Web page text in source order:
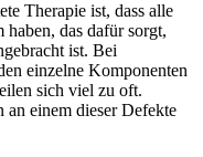
Therapie ist, dass alle
haben, das dafür sorgt,
ist. Bei
einzelne Komponenten
sich viel zu oft.
an einem dieser Defekte